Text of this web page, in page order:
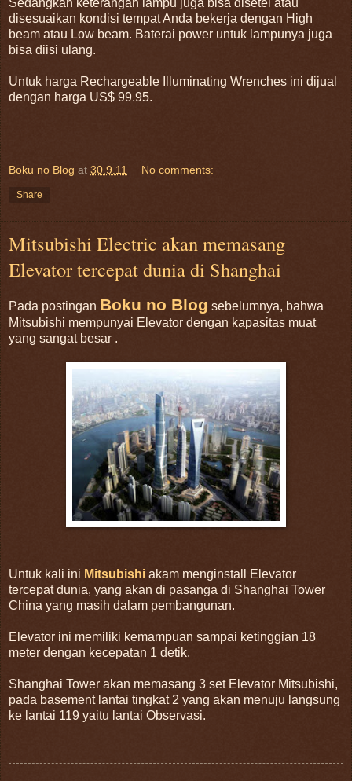
Sedangkan keterangan lampu juga bisa disetel atau
disesuaikan kondisi tempat Anda bekerja dengan High
beam atau Low beam. Baterai power untuk lampunya juga
bisa diisi ulang.
Untuk harga Rechargeable Illuminating Wrenches ini dijual
dengan harga US$ 99.95.
Boku no Blog at 30.9.11 No comments:
Share
Mitsubishi Electric akan memasang
Elevator tercepat dunia di Shanghai
Pada postingan Boku no Blog sebelumnya, bahwa
Mitsubishi mempunyai Elevator dengan kapasitas muat
yang sangat besar .
Untuk kali ini Mitsubishi akam menginstall Elevator
tercepat dunia, yang akan di pasanga di Shanghai Tower
China yang masih dalam pembangunan.
Elevator ini memiliki kemampuan sampai ketinggian 18
meter dengan kecepatan 1 detik.
Shanghai Tower akan memasang 3 set Elevator Mitsubishi,
pada basement lantai tingkat 2 yang akan menuju langsung
ke lantai 119 yaitu lantai Observasi.